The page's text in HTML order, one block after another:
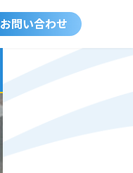
お問い合わせ